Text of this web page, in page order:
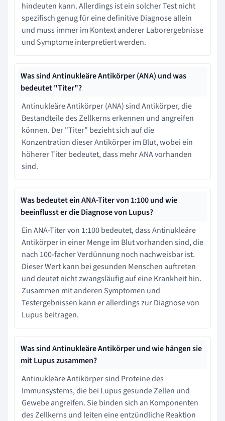
hindeuten kann. Allerdings ist ein solcher Test nicht
spezifisch genug für eine definitive Diagnose allein
und muss immer im Kontext anderer Laborergebnisse
und Symptome interpretiert werden.
Was sind Antinukleäre Antikörper (ANA) und was
bedeutet "Titer"?
Antinukleäre Antikörper (ANA) sind Antikörper, die
Bestandteile des Zellkerns erkennen und angreifen
können. Der "Titer" bezieht sich auf die
Konzentration dieser Antikörper im Blut, wobei ein
höherer Titer bedeutet, dass mehr ANA vorhanden
sind.
Was bedeutet ein ANA-Titer von 1:100 und wie
beeinflusst er die Diagnose von Lupus?
Ein ANA-Titer von 1:100 bedeutet, dass Antinukleäre
Antikörper in einer Menge im Blut vorhanden sind, die
nach 100-facher Verdünnung noch nachweisbar ist.
Dieser Wert kann bei gesunden Menschen auftreten
und deutet nicht zwangsläufig auf eine Krankheit hin.
Zusammen mit anderen Symptomen und
Testergebnissen kann er allerdings zur Diagnose von
Lupus beitragen.
Was sind Antinukleäre Antikörper und wie hängen sie
mit Lupus zusammen?
Antinukleäre Antikörper sind Proteine des
Immunsystems, die bei Lupus gesunde Zellen und
Gewebe angreifen. Sie binden sich an Komponenten
des Zellkerns und leiten eine entzündliche Reaktion